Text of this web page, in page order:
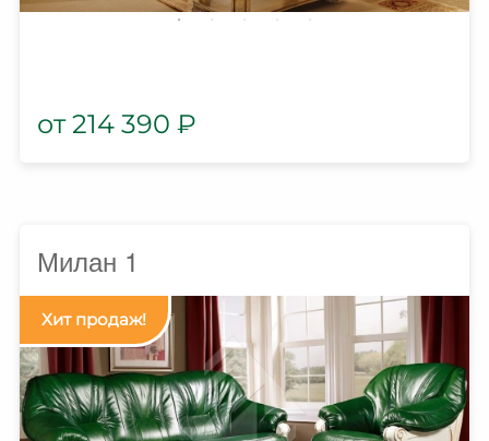
214 390 ₽
Милан 1